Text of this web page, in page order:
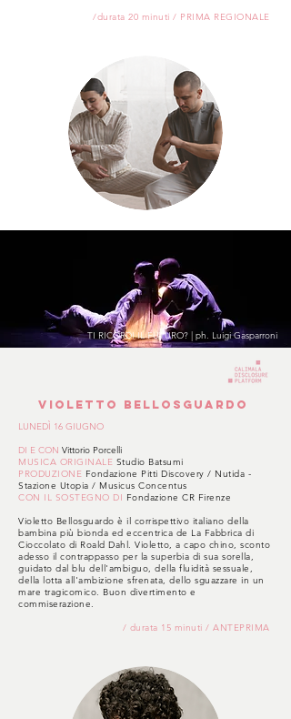
/durata 20 minuti / PRIMA REGIONALE
TI RICORDI IL FUTURO? | ph. Luigi Gasparroni
VIOLETTO BELLOSGUARDO
LUNEDÌ 16 GIUGNO
DI E CON Vittorio Porcelli
MUSICA ORIGINALE Studio Batsumi
PRODUZIONE Fondazione Pitti Discovery / Nutida -
Stazione Utopia / Musicus Concentus
CON IL SOSTEGNO DI Fondazione CR Firenze
Violetto Bellosguardo è il corrispettivo italiano della
bambina più bionda ed eccentrica de La Fabbrica di
Cioccolato di Roald Dahl. Violetto, a capo chino, sconto
adesso il contrappasso per la superbia di sua sorella,
guidato dal blu dell'ambiguo, della fluidità sessuale,
della lotta all'ambizione sfrenata, dello sguazzare in un
mare tragicomico. Buon divertimento e
commiserazione.
/ durata 15 minuti / ANTEPRIMA